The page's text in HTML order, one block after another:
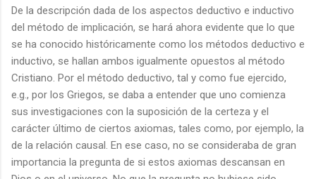
De la descripción dada de los aspectos deductivo e inductivo
del método de implicación, se hará ahora evidente que lo que
se ha conocido históricamente como los métodos deductivo e
inductivo, se hallan ambos igualmente opuestos al método
Cristiano. Por el método deductivo, tal y como fue ejercido,
e.g., por los Griegos, se daba a entender que uno comienza
sus investigaciones con la suposición de la certeza y el
carácter último de ciertos axiomas, tales como, por ejemplo, la
de la relación causal. En ese caso, no se consideraba de gran
importancia la pregunta de si estos axiomas descansan en